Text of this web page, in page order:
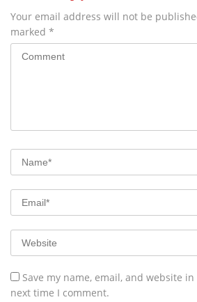
Your email address will not be
marked *
Save my name, email, and website
next time I comment.